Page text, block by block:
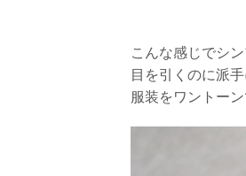
こんな感じでシ
目を引くのに派
服装をワントー